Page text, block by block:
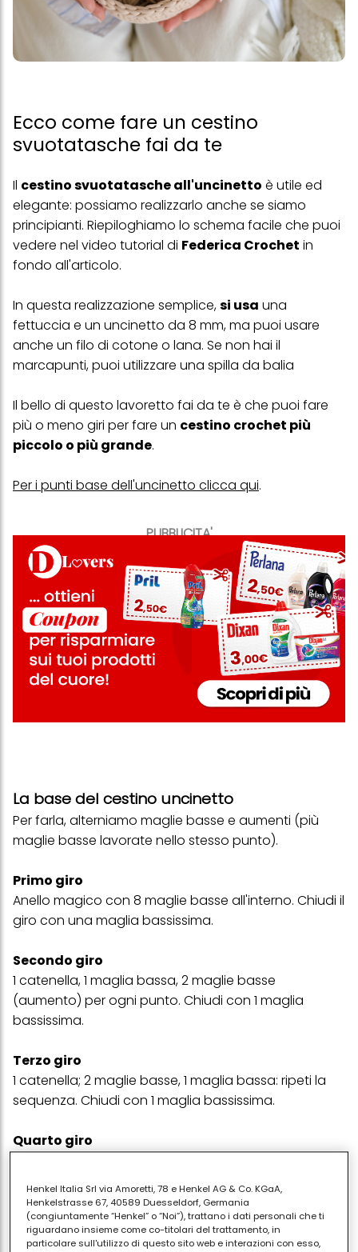
Ecco come fare un cestino
svuotatasche fai da te
PUBBLICITA'
Il cestino svuotatasche all'uncinetto è utile ed
elegante: possiamo realizzarlo anche se siamo
principianti. Riepiloghiamo lo schema facile che puoi
vedere nel video tutorial di Federica Crochet in
fondo all'articolo.
In questa realizzazione semplice,si usa una
fettuccia e un uncinetto da 8 mm, ma puoi usare
anche un filo di cotone o lana. Se non hai il
marcapunti, puoi utilizzare una spilla da balia
Il bello di questo lavoretto fai da te è che puoi fare
più o meno giri per fare un cestino crochet più
piccolo o più grande.
Per i punti base dell'uncinetto clicca qui.
La base del cestino uncinetto
Per farla, alterniamo maglie basse e aumenti (più
maglie basse lavorate nello stesso punto).
Primo giro
Anello magico con 8 maglie basse all'interno. Chiudi il
giro con una maglia bassissima.
Secondo giro
1 catenella, 1 maglia bassa, 2 maglie basse
(aumento) per ogni punto. Chiudi con 1 maglia
bassissima.
Terzo giro
1 catenella; 2 maglie basse, 1 maglia bassa: ripeti la
sequenza. Chiudi con 1 maglia bassissima.
Quarto giro
aumento (2 maglie basse nello stesso punto). Chiudi
con 1 maglia bassissima.
Henkel Italia Srl via Amoretti, 78 e Henkel AG & Co. KGaA,
Henkelstrasse 67, 40589 Duesseldorf, Germania
(congiuntamente “Henkel” o “Noi”), trattano i dati personali che ti
riguardano insieme come co-titolari del trattamento, in
particolare sull'utilizzo di questo sito web e interazioni con esso,